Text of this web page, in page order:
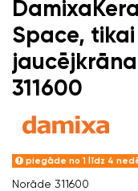
Space,
311600
piegāde no 1 līdz 4
Norāde 311600